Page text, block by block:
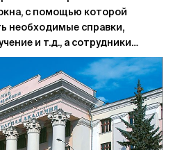
с помощью которой
необходимые справки,
и т.д., а сотрудники
решения рутинных вопросов.